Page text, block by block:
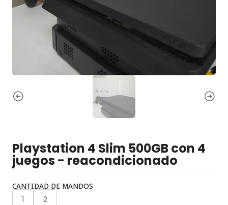
Playstation 4 Slim 500GB con 4
juegos - reacondicionado
CANTIDAD DE MANDOS
1 2